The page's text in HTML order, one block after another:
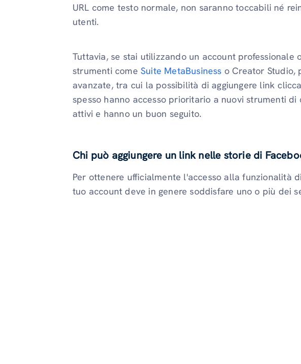
URL come testo normale, non saranno toccabili né
utenti.
Tuttavia, se stai utilizzando un account
strumenti comeSuite MetaBusiness o Creator Studio,
avanzate, tra cui la possibilità di aggiungere link
spesso hanno accesso prioritario a nuovi strumenti
attivi e hanno un buon seguito.
Chi può aggiungere un link nelle storie di
Per ottenere ufficialmente l'accesso alla funzionalità
tuo account deve in genere soddisfare uno o più dei